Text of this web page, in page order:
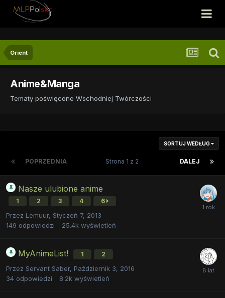
Orient
Anime&Manga
Tematy poświęcone Wschodniej Twórczości
SORTUJ WEDŁUG
POPRZEDNIA DALEJ
Strona 1 z 2
Nasze ulubione anime
1 2 3 4 6
Przez Lemuur, Styczeń 7, 2013
149 odpowiedzi 25.4k wyświetleń
MyAnimeList! 1 2
Przez Servant Saber, Październik 3, 2016
34 odpowiedzi 8.2k wyświetleń